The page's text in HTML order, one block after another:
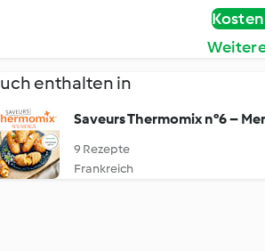
enthalten in
Saveurs Thermomix n°6 –
9 Rezepte
Frankreich